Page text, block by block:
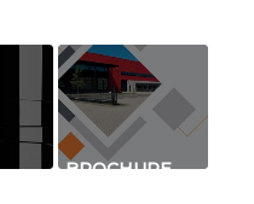
BROCHURE